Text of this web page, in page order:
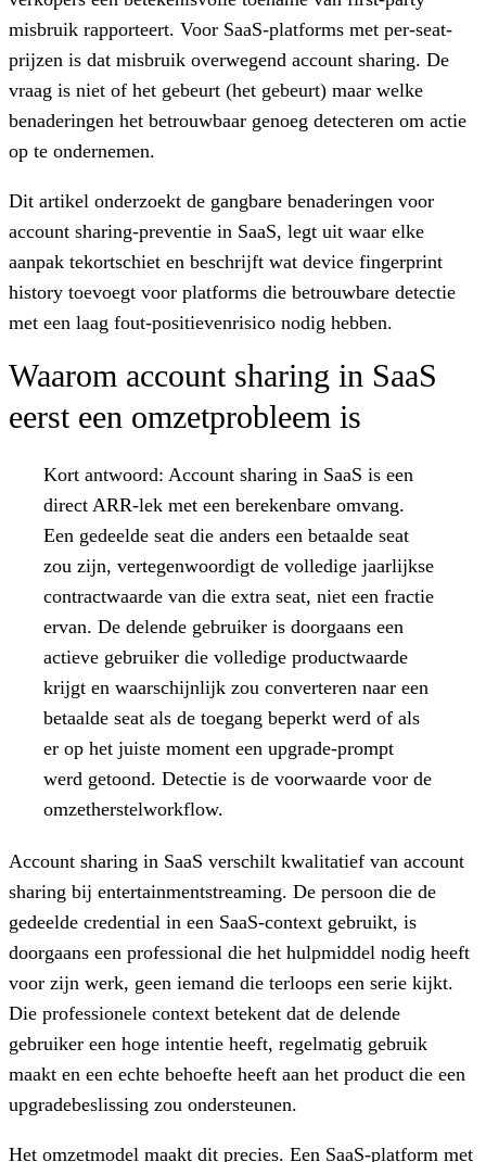
misbruik rapporteert. Voor SaaS-platforms met per-seat-
prijzen is dat misbruik overwegend account sharing. De
vraag is niet of het gebeurt (het gebeurt) maar welke
benaderingen het betrouwbaar genoeg detecteren om actie
op te ondernemen.
Dit artikel onderzoekt de gangbare benaderingen voor
account sharing-preventie in SaaS, legt uit waar elke
aanpak tekortschiet en beschrijft wat device fingerprint
history toevoegt voor platforms die betrouwbare detectie
met een laag fout-positievenrisico nodig hebben.
Waarom account sharing in SaaS
eerst een omzetprobleem is
Kort antwoord: Account sharing in SaaS is een
direct ARR-lek met een berekenbare omvang.
Een gedeelde seat die anders een betaalde seat
zou zijn, vertegenwoordigt de volledige jaarlijkse
contractwaarde van die extra seat, niet een fractie
ervan. De delende gebruiker is doorgaans een
actieve gebruiker die volledige productwaarde
krijgt en waarschijnlijk zou converteren naar een
betaalde seat als de toegang beperkt werd of als
er op het juiste moment een upgrade-prompt
werd getoond. Detectie is de voorwaarde voor de
omzetherstelworkflow.
Account sharing in SaaS verschilt kwalitatief van account
sharing bij entertainmentstreaming. De persoon die de
gedeelde credential in een SaaS-context gebruikt, is
doorgaans een professional die het hulpmiddel nodig heeft
voor zijn werk, geen iemand die terloops een serie kijkt.
Die professionele context betekent dat de delende
gebruiker een hoge intentie heeft, regelmatig gebruik
maakt en een echte behoefte heeft aan het product die een
upgradebeslissing zou ondersteunen.
Het omzetmodel maakt dit precies. Een SaaS-platform met